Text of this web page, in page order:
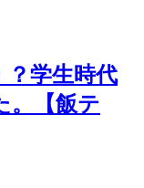
？学生時代
。【飯テ